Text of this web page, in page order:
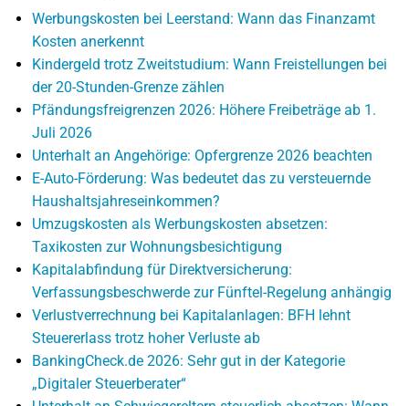
Werbungskosten bei Leerstand: Wann das Finanzamt
Kosten anerkennt
Kindergeld trotz Zweitstudium: Wann Freistellungen bei
der 20-Stunden-Grenze zählen
Pfändungsfreigrenzen 2026: Höhere Freibeträge ab 1.
Juli 2026
Unterhalt an Angehörige: Opfergrenze 2026 beachten
E-Auto-Förderung: Was bedeutet das zu versteuernde
Haushaltsjahreseinkommen?
Umzugskosten als Werbungskosten absetzen:
Taxikosten zur Wohnungsbesichtigung
Kapitalabfindung für Direktversicherung:
Verfassungsbeschwerde zur Fünftel-Regelung anhängig
Verlustverrechnung bei Kapitalanlagen: BFH lehnt
Steuererlass trotz hoher Verluste ab
BankingCheck.de 2026: Sehr gut in der Kategorie
„Digitaler Steuerberater“